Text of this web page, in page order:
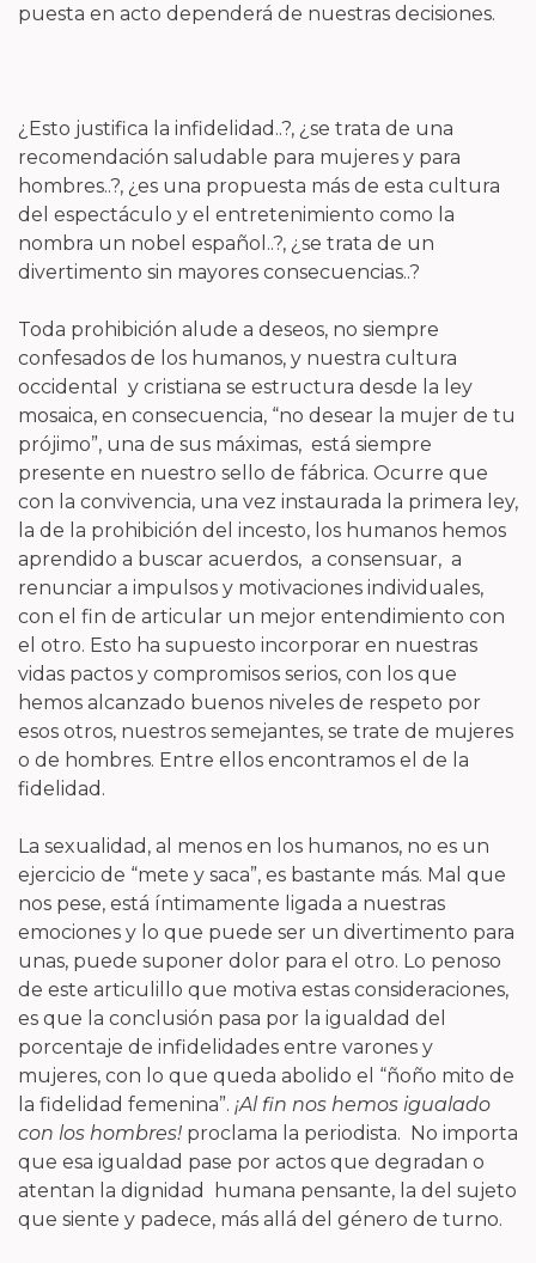
puesta en acto dependerá de nuestras decisiones.
¿Esto justifica la infidelidad..?, ¿se trata de una
recomendación saludable para mujeres y para
hombres..?, ¿es una propuesta más de esta cultura
del espectáculo y el entretenimiento como la
nombra un nobel español..?, ¿se trata de un
divertimento sin mayores consecuencias..?
Toda prohibición alude a deseos, no siempre
confesados de los humanos, y nuestra cultura
occidental y cristiana se estructura desde la ley
mosaica, en consecuencia, “no desear la mujer de tu
prójimo”, una de sus máximas, está siempre
presente en nuestro sello de fábrica. Ocurre que
con la convivencia, una vez instaurada la primera ley,
la de la prohibición del incesto, los humanos hemos
aprendido a buscar acuerdos, a consensuar, a
renunciar a impulsos y motivaciones individuales,
con el fin de articular un mejor entendimiento con
el otro. Esto ha supuesto incorporar en nuestras
vidas pactos y compromisos serios, con los que
hemos alcanzado buenos niveles de respeto por
esos otros, nuestros semejantes, se trate de mujeres
o de hombres. Entre ellos encontramos el de la
fidelidad.
La sexualidad, al menos en los humanos, no es un
ejercicio de “mete y saca”, es bastante más. Mal que
nos pese, está íntimamente ligada a nuestras
emociones y lo que puede ser un divertimento para
unas, puede suponer dolor para el otro. Lo penoso
de este articulillo que motiva estas consideraciones,
es que la conclusión pasa por la igualdad del
porcentaje de infidelidades entre varones y
mujeres, con lo que queda abolido el “ñoño mito de
la fidelidad femenina”. ¡Al fin nos hemos igualado
con los hombres! proclama la periodista. No importa
que esa igualdad pase por actos que degradan o
atentan la dignidad humana pensante, la del sujeto
que siente y padece, más allá del género de turno.